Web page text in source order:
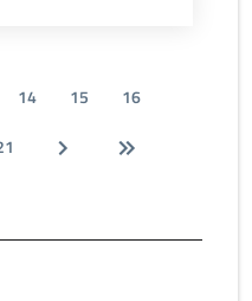
14 15
16